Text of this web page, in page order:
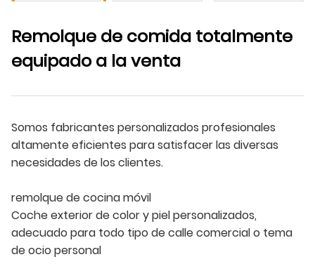
Remolque de comida totalmente
equipado a la venta
Somos fabricantes personalizados profesionales
altamente eficientes para satisfacer las diversas
necesidades de los clientes.
remolque de cocina móvil
Coche exterior de color y piel personalizados,
adecuado para todo tipo de calle comercial o tema
de ocio personal